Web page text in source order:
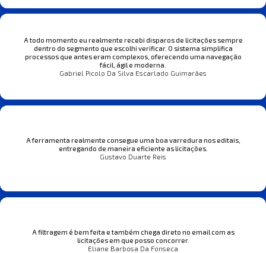
A todo momento eu realmente recebi disparos de licitações sempre
dentro do segmento que escolhi verificar. O sistema simplifica
processos que antes eram complexos, oferecendo uma navegação
fácil, ágil e moderna.
Gabriel Picolo Da Silva Escarlado Guimarães
A ferramenta realmente consegue uma boa varredura nos editais,
entregando de maneira eficiente as licitações.
Gustavo Duarte Reis
A filtragem é bem feita e também chega direto no email com as
licitações em que posso concorrer.
Eliane Barbosa Da Fonseca